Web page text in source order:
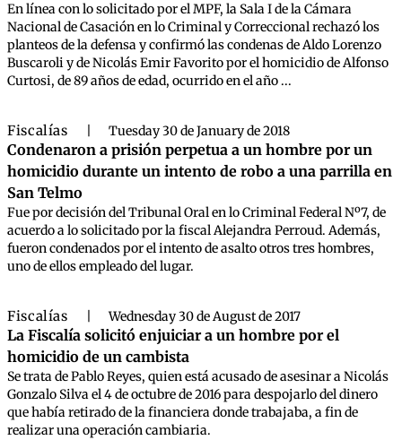
En línea con lo solicitado por el MPF, la Sala I de la Cámara
Nacional de Casación en lo Criminal y Correccional rechazó los
planteos de la defensa y confirmó las condenas de Aldo Lorenzo
Buscaroli y de Nicolás Emir Favorito por el homicidio de Alfonso
Curtosi, de 89 años de edad, ocurrido en el año ...
Fiscalías Tuesday 30 de January de 2018
Condenaron a prisión perpetua a un hombre por un
homicidio durante un intento de robo a una parrilla en
San Telmo
Fue por decisión del Tribunal Oral en lo Criminal Federal Nº7, de
acuerdo a lo solicitado por la fiscal Alejandra Perroud. Además,
fueron condenados por el intento de asalto otros tres hombres,
uno de ellos empleado del lugar.
Fiscalías Wednesday 30 de August de 2017
La Fiscalía solicitó enjuiciar a un hombre por el
homicidio de un cambista
Se trata de Pablo Reyes, quien está acusado de asesinar a Nicolás
Gonzalo Silva el 4 de octubre de 2016 para despojarlo del dinero
que había retirado de la financiera donde trabajaba, a fin de
realizar una operación cambiaria.